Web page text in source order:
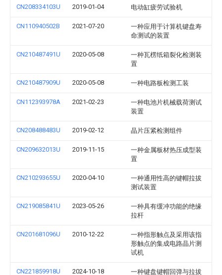
CN208334103U 2019-01-04 电动缸疲劳试验机
CN110940502B 2021-07-20
一种应用于计算机键盘寿
命测试的装置
CN210487491U 2020-05-08
一种瓦楞纸箱裂化检测装
置
CN210487909U 2020-05-08 一种电路板检测工装
CN112393978A 2021-02-23
一种电池片机械载荷测试
装置
CN208488483U 2019-02-12 晶片压紧检测组件
CN209632013U 2019-11-15
一种金属板材热压成型装
置
CN210293655U 2020-04-10
一种通用性高的键帽拉拔
测试装置
CN219085841U 2023-05-26
一种具有缓冲功能的绝缘
拉杆
CN201681096U 2010-12-22
一种指形触点及采用该指
形触点的集成电路晶片测
试机
CN221859918U 2024-10-18
一种键盘键帽回弹与拉拔